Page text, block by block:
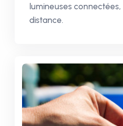
lumineuses
distance.